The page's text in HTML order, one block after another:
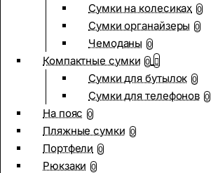
Сумки на колесиках 0
Сумки органайзеры 0
Чемоданы 0
Компактные сумки 0
Сумки для бутылок 0
Сумки для телефонов 0
На пояс 0
Пляжные сумки 0
Портфели 0
Рюкзаки 0